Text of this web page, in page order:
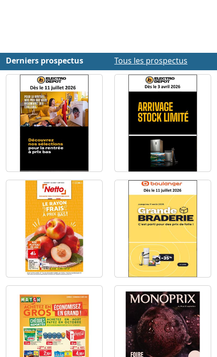
Derniers prospectus Tous les prospectus